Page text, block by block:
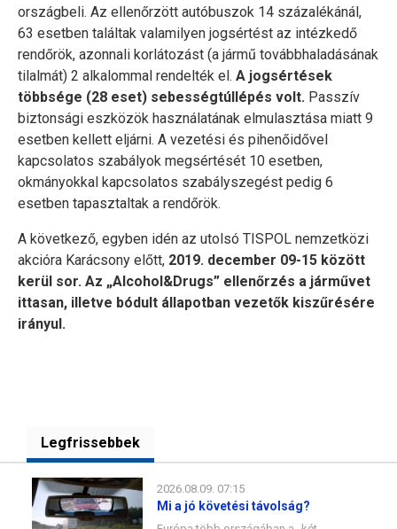
országbeli. Az ellenőrzött autóbuszok 14 százalékánál,
63 esetben találtak valamilyen jogsértést az intézkedő
rendőrök, azonnali korlátozást (a jármű továbbhaladásának
tilalmát) 2 alkalommal rendelték el. A jogsértések
többsége (28 eset) sebességtúllépés volt. Passzív
biztonsági eszközök használatának elmulasztása miatt 9
esetben kellett eljárni. A vezetési és pihenőidővel
kapcsolatos szabályok megsértését 10 esetben,
okmányokkal kapcsolatos szabályszegést pedig 6
esetben tapasztaltak a rendőrök.
A következő, egyben idén az utolsó TISPOL nemzetközi
akcióra Karácsony előtt, 2019. december 09-15 között
kerül sor. Az „Alcohol&Drugs” ellenőrzés a járművet
ittasan, illetve bódult állapotban vezetők kiszűrésére
irányul.
Legfrissebbek
2026.08.09. 07:15
Mi a jó követési távolság?